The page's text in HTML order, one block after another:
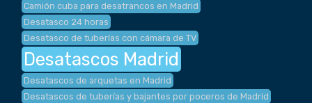
Camión cuba para desatrancos en Madrid
Desatasco 24 horas
Desatasco de tuberías con cámara de TV
Desatascos Madrid
Desatascos de arquetas en Madrid
Desatascos de tuberías y bajantes por poceros de Madrid